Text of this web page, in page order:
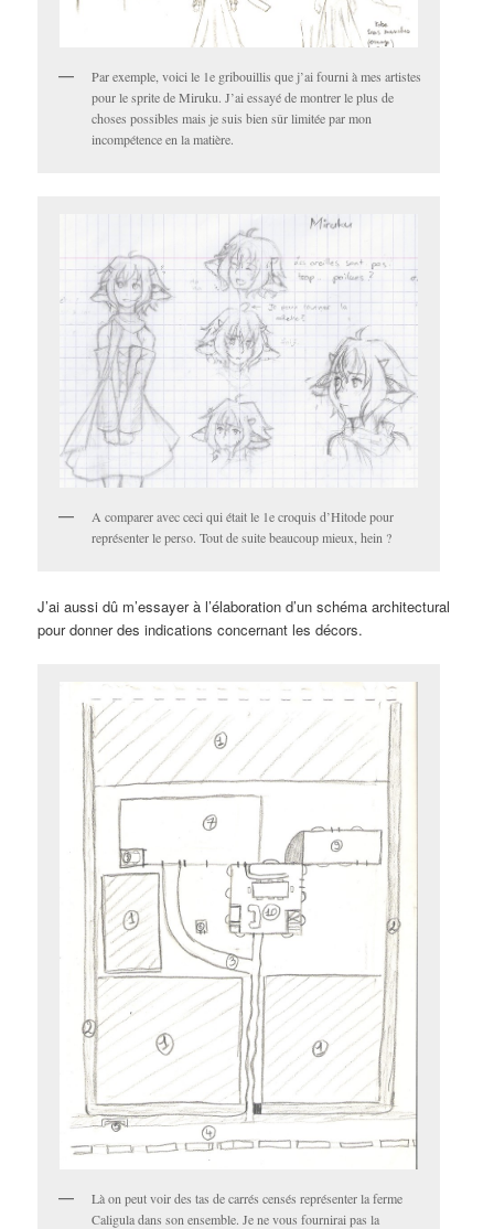
Par exemple, voici le 1e gribouillis que j’ai fourni à mes artistes
pour le sprite de Miruku. J’ai essayé de montrer le plus de
choses possibles mais je suis bien sûr limitée par mon
incompétence en la matière.
A comparer avec ceci qui était le 1e croquis d’Hitode pour
représenter le perso. Tout de suite beaucoup mieux, hein ?
J’ai aussi dû m’essayer à l’élaboration d’un schéma architectural
pour donner des indications concernant les décors.
Là on peut voir des tas de carrés censés représenter la ferme
Caligula dans son ensemble. Je ne vous fournirai pas la